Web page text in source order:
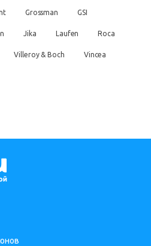
Grossman GSI
Jika Laufen Roca
Villeroy & Boch Vincea